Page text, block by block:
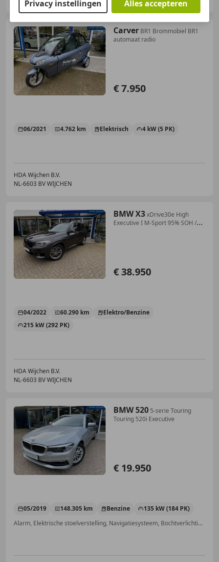
Carver BR1 Brommobiel BR1
automaat radio
€ 7.950
06/2021 4.762 km Elektrisch 4 kW (5 PK)
HDA Wijchen B.V.
NL-6603 BV WIJCHEN
BMW X3xDrive30e High
Executive I M-Sport 95% SOH /
€ 38.950
04/2022 60.290 km
Elektro/Benzine
215 kW (292 PK)
HDA Wijchen B.V.
NL-6603 BV WIJCHEN
BMW 520 5-serie Touring
Touring 520i Executive
€ 19.950
05/2019 148.305 km Benzine
135 kW (184 PK)
Alarm, Elektrische stoelverstelling, Navigatiesysteem, Bochtverlichting, Luchtvering, LED verlichting, Airbag bestuurder, Lichtmetalen velgen
Privacy instellingen Alles accepteren